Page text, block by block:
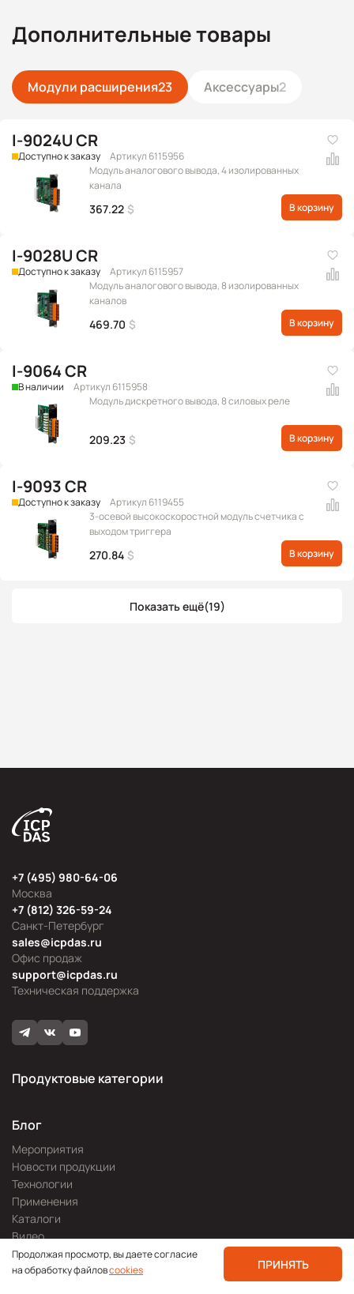
Дополнительные товары
Модули расширения23 Аксессуары2
I-9024U CR
Доступно к заказу
Артикул 6115956
Модуль аналогового вывода, 4 изолированных
канала
367.22 $ В корзину
I-9028U CR
Доступно к заказу
Артикул 6115957
Модуль аналогового вывода, 8 изолированных
каналов
469.70 $ В корзину
I-9064 CR
В наличии
Артикул 6115958
Модуль дискретного вывода, 8 силовых реле
209.23 $ В корзину
I-9093 CR
Доступно к заказу
Артикул 6119455
3-осевой высокоскоростной модуль счетчика с
выходом триггера
270.84 $ В корзину
Показать ещё(19)
Москва
+7 (495) 980-64-06
Офис продаж
sales@icpdas.ru
Санкт-Петербург
+7 (812) 326-59-24
Техническая поддержка
support@icpdas.ru
Продуктовые категории
Блог
Мероприятия
Новости продукции
Технологии
Применения
Каталоги
Видео
Для покупателей
О компании
Продолжая просмотр, вы даете согласие
на обработку файловcookies ПРИНЯТЬ